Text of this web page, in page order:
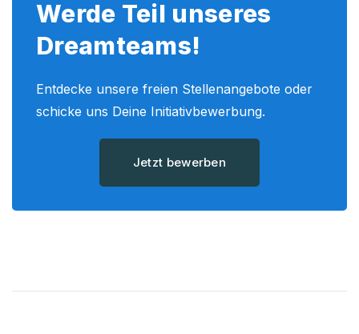
Werde Teil unseres
Dreamteams!
Entdecke unsere freien Stellenangebote oder
schicke uns Deine Initiativbewerbung.
Jetzt bewerben